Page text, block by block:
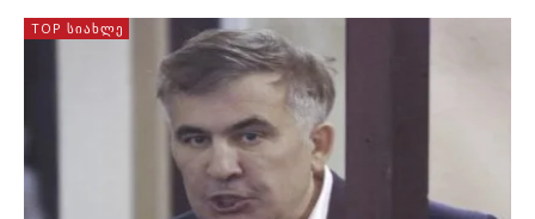
TOP ᲡᲘᲐᲮᲚᲔ